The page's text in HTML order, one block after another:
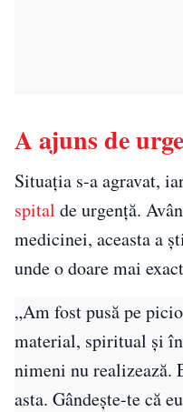
A ajuns de
Situația s-a agravat,
spital de urgență.
medicinei, aceasta a
unde o doare mai
„Am fost pusă pe
material, spiritual și
nimeni nu realizează.
asta. Gândește-te că